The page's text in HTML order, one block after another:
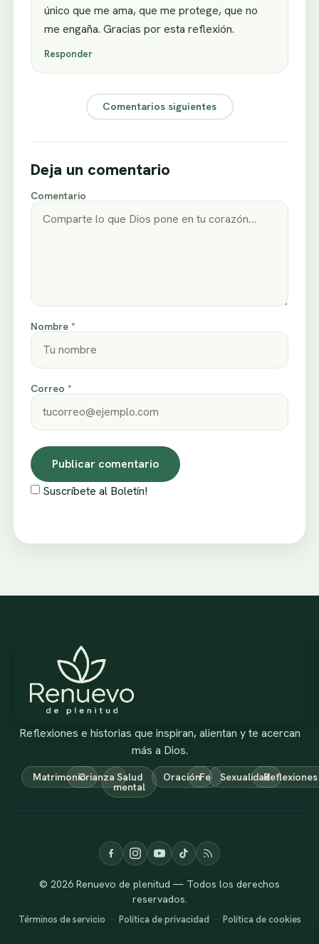
único que me ama, que me protege, que no
me engaña. Gracias por esta reflexión.
Responder
Comentarios siguientes
Deja un comentario
Comentario
Nombre *
Correo *
Suscríbete al Boletín!
Reflexiones e historias que inspiran, alientan y te acercan
más a Dios.
MatrimonioCrianza Salud
mental
OraciónFe SexualidadReflexiones
© 2026 Renuevo de plenitud — Todos los derechos
reservados.
Términos de servicio · Política de privacidad · Política de cookies